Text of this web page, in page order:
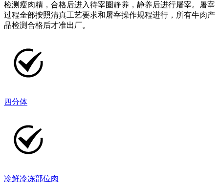
检测瘦肉精，合格后进入待宰圈静养，静养后进行屠宰。屠宰
过程全部按照清真工艺要求和屠宰操作规程进行，所有牛肉产
品检测合格后才准出厂。
四分体
冷鲜冷冻部位肉